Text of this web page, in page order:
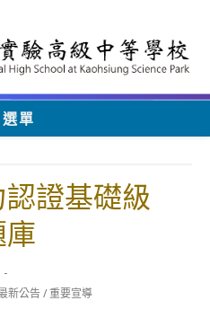
選單
認證基礎級
新公告/重要宣導